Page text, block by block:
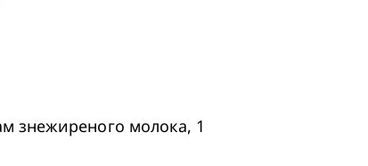
знежиреного молока, 1